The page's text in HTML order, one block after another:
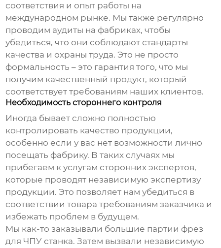
соответствия и опыт работы на
международном рынке. Мы также регулярно
проводим аудиты на фабриках, чтобы
убедиться, что они соблюдают стандарты
качества и охраны труда. Это не просто
формальность – это гарантия того, что мы
получим качественный продукт, который
соответствует требованиям наших клиентов.
Необходимость стороннего контроля
Иногда бывает сложно полностью
контролировать качество продукции,
особенно если у вас нет возможности лично
посещать фабрику. В таких случаях мы
прибегаем к услугам сторонних экспертов,
которые проводят независимую экспертизу
продукции. Это позволяет нам убедиться в
соответствии товара требованиям заказчика и
избежать проблем в будущем.
Мы как-то заказывали большие партии фрез
для ЧПУ станка. Затем вызвали независимую